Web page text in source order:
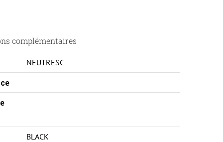
complémentaires
NEUTRESC
BLACK